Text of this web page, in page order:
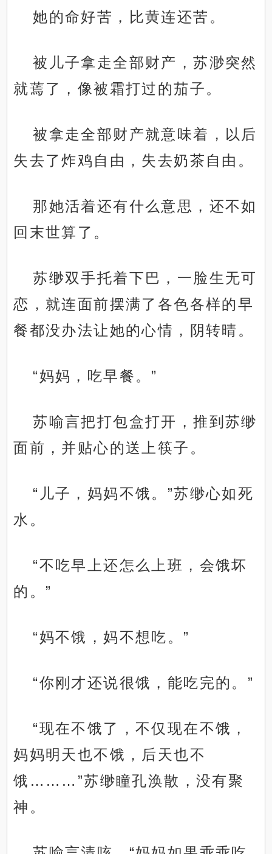
她的命好苦，比黄连还苦。
被儿子拿走全部财产，苏渺突然
就蔫了，像被霜打过的茄子。
被拿走全部财产就意味着，以后
失去了炸鸡自由，失去奶茶自由。
那她活着还有什么意思，还不如
回末世算了。
苏缈双手托着下巴，一脸生无可
恋，就连面前摆满了各色各样的早
餐都没办法让她的心情，阴转晴。
“妈妈，吃早餐。”
苏喻言把打包盒打开，推到苏缈
面前，并贴心的送上筷子。
“儿子，妈妈不饿。”苏缈心如死
水。
“不吃早上还怎么上班，会饿坏
的。”
“妈不饿，妈不想吃。”
“你刚才还说很饿，能吃完的。”
“现在不饿了，不仅现在不饿，
妈妈明天也不饿，后天也不
饿………”苏缈瞳孔涣散，没有聚
神。